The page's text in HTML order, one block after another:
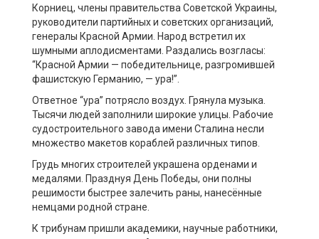
Корниец, члены правительства Советской Украины,
руководители партийных и советских организаций,
генералы Красной Армии. Народ встретил их
шумными аплодисментами. Раздались возгласы:
“Красной Армии — победительнице, разгромившей
фашистскую Германию, — ура!”.
Ответное “ура” потрясло воздух. Грянула музыка.
Тысячи людей заполнили широкие улицы. Рабочие
судостроительного завода имени Сталина несли
множество макетов кораблей различных типов.
Грудь многих строителей украшена орденами и
медалями. Празднуя День Победы, они полны
решимости быстрее залечить раны, нанесённые
немцами родной стране.
К трибунам пришли академики, научные работники,